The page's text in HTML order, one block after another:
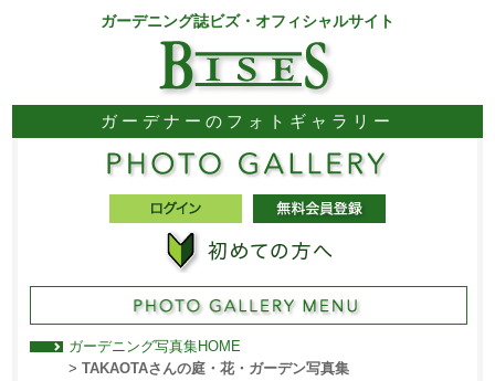
ガーデニング誌ビズ・オフィシャルサイト
ガーデナーのフォトギャラリー
ガーデニング写真集HOME
> TAKAOTAさんの庭・花・ガーデン写真集